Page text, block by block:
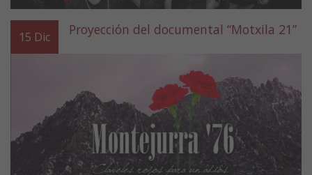
15 Dic Proyección del documental “Motxila 21”